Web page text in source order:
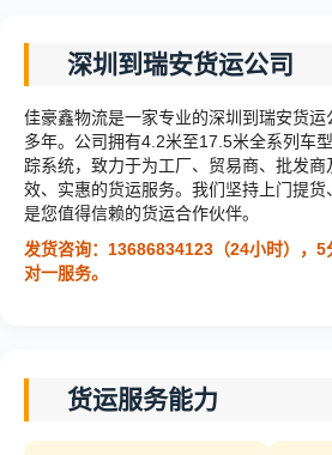
深圳到瑞安货运公司
佳豪鑫物流是一家专业的深圳到瑞安货
多年。公司拥有4.2米至17.5米全系列车
踪系统，致力于为工厂、贸易商、批发
效、实惠的货运服务。我们坚持上门提货
是您值得信赖的货运合作伙伴。
发货咨询：13686834123（24小时），
对一服务。
货运服务能力